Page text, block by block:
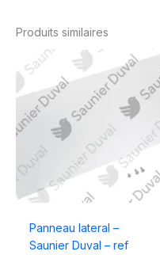
Produits similaires
Panneau lateral –
Saunier Duval – ref